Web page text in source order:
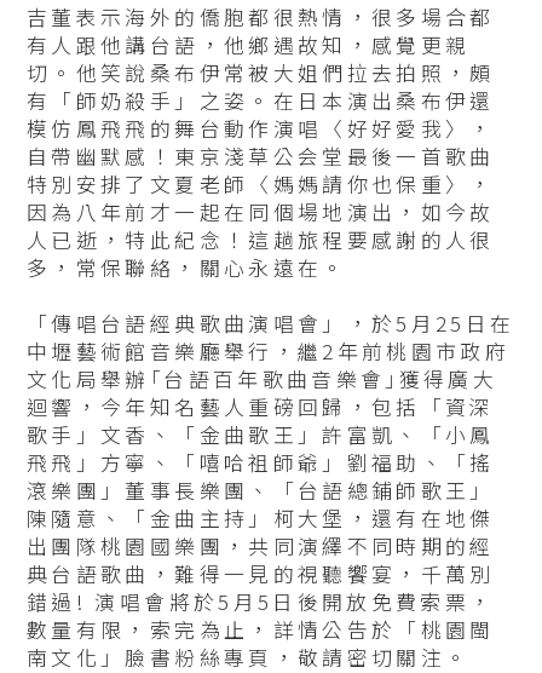
吉董表示海外的僑胞都很熱情，很多場合都
有人跟他講台語，他鄉遇故知，感覺更親
切。他笑說桑布伊常被大姐們拉去拍照，頗
有「師奶殺手」之姿。在日本演出桑布伊還
模仿鳳飛飛的舞台動作演唱〈好好愛我〉，
自帶幽默感！東京淺草公会堂最後一首歌曲
特別安排了文夏老師〈媽媽請你也保重〉，
因為八年前才一起在同個場地演出，如今故
人已逝，特此紀念！這趟旅程要感謝的人很
多，常保聯絡，關心永遠在。
「傳唱台語經典歌曲演唱會」，於5月25日在
中壢藝術館音樂廳舉行，繼2年前桃園市政府
文化局舉辦｢台語百年歌曲音樂會｣獲得廣大
迴響，今年知名藝人重磅回歸，包括「資深
歌手」文香、「金曲歌王」許富凱、「小鳳
飛飛」方寧、「嘻哈祖師爺」劉福助、「搖
滾樂團」董事長樂團、「台語總鋪師歌王」
陳隨意、「金曲主持」柯大堡，還有在地傑
出團隊桃園國樂團，共同演繹不同時期的經
典台語歌曲，難得一見的視聽饗宴，千萬別
錯過! 演唱會將於5月5日後開放免費索票，
數量有限，索完為止，詳情公告於「桃園閩
南文化」臉書粉絲專頁，敬請密切關注。